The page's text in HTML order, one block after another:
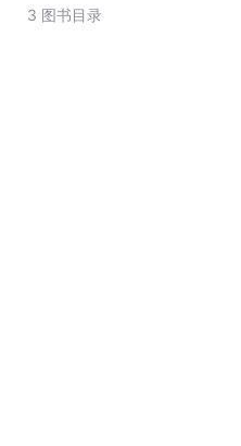
3 图书目录